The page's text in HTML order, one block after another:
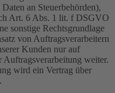
an Steuerbehörden),
Art. 6 Abs. 1 lit. f DSGVO
sonstige Rechtsgrundlage
von Auftragsverarbeitern
Kunden nur auf
Auftragsverarbeitung weiter.
wird ein Vertrag über